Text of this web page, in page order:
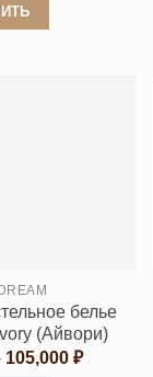
странице
товара. белье
(Айвори)
105,000₽Диапазон